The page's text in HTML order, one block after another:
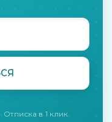
в 1 клик